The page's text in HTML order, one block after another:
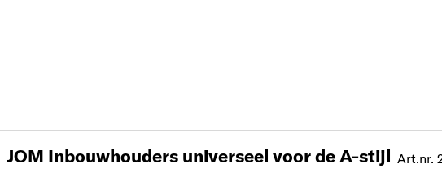
JOM Inbouwhouders universeel voor de A-stijl Art.nr.